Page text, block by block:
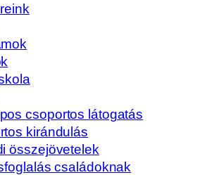
csoportos látogatás
kirándulás
összejövetelek
családoknak